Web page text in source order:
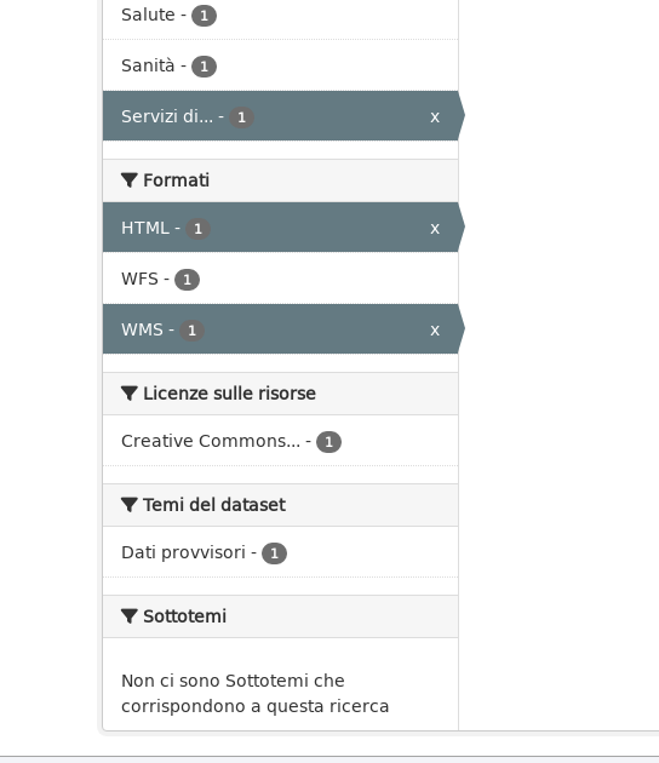
Salute - 1
Sanità - 1
Servizi di... - 1 x
Formati
HTML- 1
x
WFS - 1
WMS - 1 x
Licenze sulle risorse
Creative Commons... - 1
Temi del dataset
Dati provvisori - 1
Sottotemi
Non ci sono Sottotemi che
corrispondono a questa ricerca